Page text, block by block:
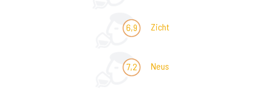
6,9 Zicht
7,2 Neus